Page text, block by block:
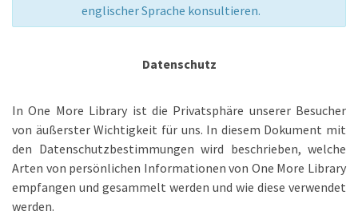
englischer Sprache konsultieren.
Datenschutz
In One More Library ist die Privatsphäre unserer Besucher
von äußerster Wichtigkeit für uns. In diesem Dokument mit
den Datenschutzbestimmungen wird beschrieben, welche
Arten von persönlichen Informationen von One More Library
empfangen und gesammelt werden und wie diese verwendet
werden.